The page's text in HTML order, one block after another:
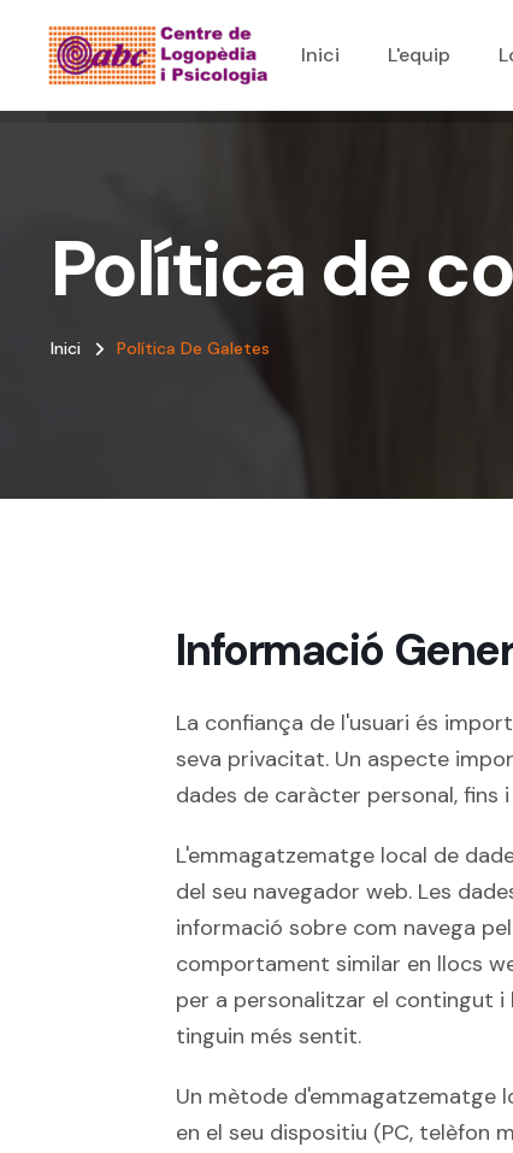
Inici L'equip
Política de
Inici Política De Galetes
Informació
La confiança de l'usuari és
seva privacitat. Un aspecte
dades de caràcter personal,
L'emmagatzematge local de
del seu navegador web. Les
informació sobre com navega
comportament similar en llocs
per a personalitzar el contingut i
tinguin més sentit.
Un mètode d'emmagatzematge
en el seu dispositiu (PC, telèfon